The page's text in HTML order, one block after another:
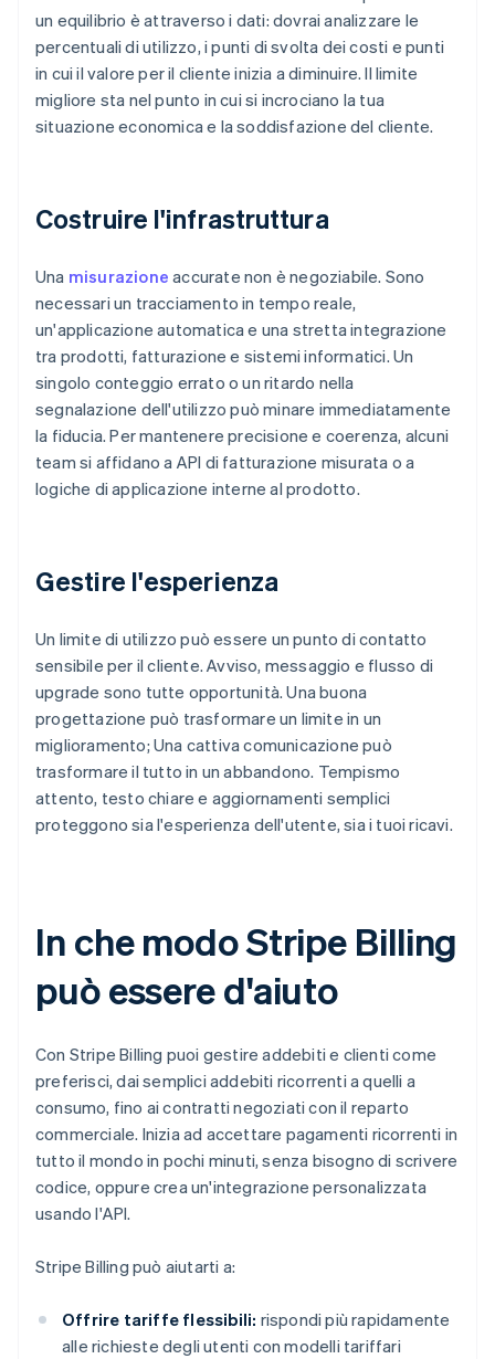
un equilibrio è attraverso i dati: dovrai analizzare le
percentuali di utilizzo, i punti di svolta dei costi e punti
in cui il valore per il cliente inizia a diminuire. Il limite
migliore sta nel punto in cui si incrociano la tua
situazione economica e la soddisfazione del cliente.
Costruire l'infrastruttura
Una misurazione accurate non è negoziabile. Sono
necessari un tracciamento in tempo reale,
un'applicazione automatica e una stretta integrazione
tra prodotti, fatturazione e sistemi informatici. Un
singolo conteggio errato o un ritardo nella
segnalazione dell'utilizzo può minare immediatamente
la fiducia. Per mantenere precisione e coerenza, alcuni
team si affidano a API di fatturazione misurata o a
logiche di applicazione interne al prodotto.
Gestire l'esperienza
Un limite di utilizzo può essere un punto di contatto
sensibile per il cliente. Avviso, messaggio e flusso di
upgrade sono tutte opportunità. Una buona
progettazione può trasformare un limite in un
miglioramento; Una cattiva comunicazione può
trasformare il tutto in un abbandono. Tempismo
attento, testo chiare e aggiornamenti semplici
proteggono sia l'esperienza dell'utente, sia i tuoi ricavi.
In che modo Stripe Billing
può essere d'aiuto
Con Stripe Billing puoi gestire addebiti e clienti come
preferisci, dai semplici addebiti ricorrenti a quelli a
consumo, fino ai contratti negoziati con il reparto
commerciale. Inizia ad accettare pagamenti ricorrenti in
tutto il mondo in pochi minuti, senza bisogno di scrivere
codice, oppure crea un'integrazione personalizzata
usando l'API.
Stripe Billing può aiutarti a:
Offrire tariffe flessibili: rispondi più rapidamente
alle richieste degli utenti con modelli tariffari